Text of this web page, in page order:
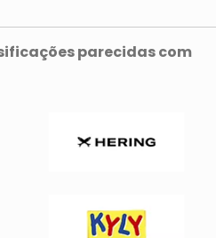
parecidas com